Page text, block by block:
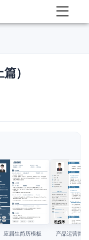
）
查看模板
应届生简历模板
查看模板
产品运营简